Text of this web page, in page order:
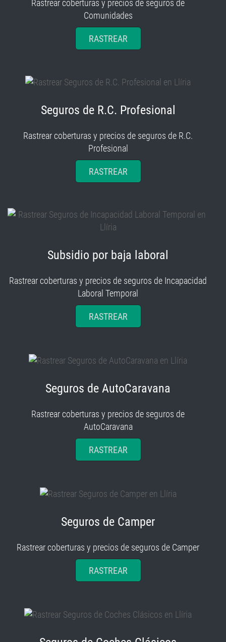
RASTREAR
Rastrear coberturas y precios de seguros de R.C.
Profesional
RASTREAR
Rastrear coberturas y precios de seguros de Incapacidad
Laboral Temporal
RASTREAR
Rastrear coberturas y precios de seguros de
AutoCaravana
RASTREAR
Rastrear coberturas y precios de seguros de Camper
RASTREAR